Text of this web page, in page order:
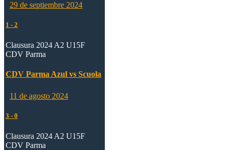
29 de septiembre 2024
1 - 2
Clausura 2024 A2 U15F
CDV Parma
CDV Parma Azul vs Scuola
11 de agosto 2024
3 - 0
Clausura 2024 A2 U15F
CDV Parma